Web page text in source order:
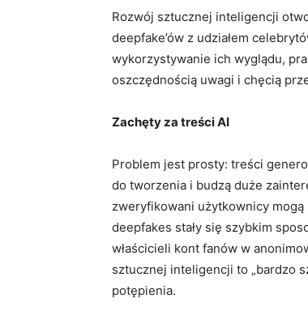
Rozwój sztucznej inteligencji
deepfake’ów z udziałem
wykorzystywanie ich wyglądu,
oszczędnością uwagi i chęcią
Zachęty za treści AI
Problem jest prosty: treści
do tworzenia i budzą duże
zweryfikowani użytkownicy
deepfakes stały się szybkim
właścicieli kont fanów w
sztucznej inteligencji to „bardzo
potępienia.